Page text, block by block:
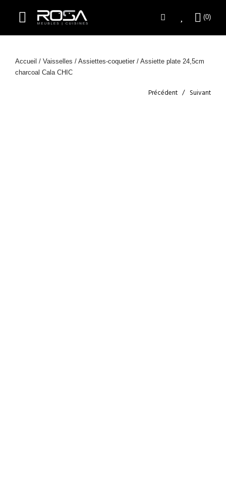
Accueil / Vaisselles / Assiettes-coquetier / Assiette plate 24,5cm
charcoal Cala CHIC
Précédent Suivant